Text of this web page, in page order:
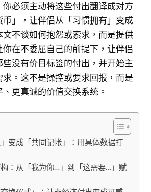
必须主动将这些付出翻译成对方
币」，让伴侣从「习惯拥有」变成
文不谈如何抱怨或索求，而是提供
你在不委屈自己的前提下，让伴侣
没有价目标签的付出，并开始主
。这不是操控或要求回报，而是
更真诚的价值交换系统。
变成「共同记帐」：用具体数据打
：从「我为你…」到「这需要…」赋